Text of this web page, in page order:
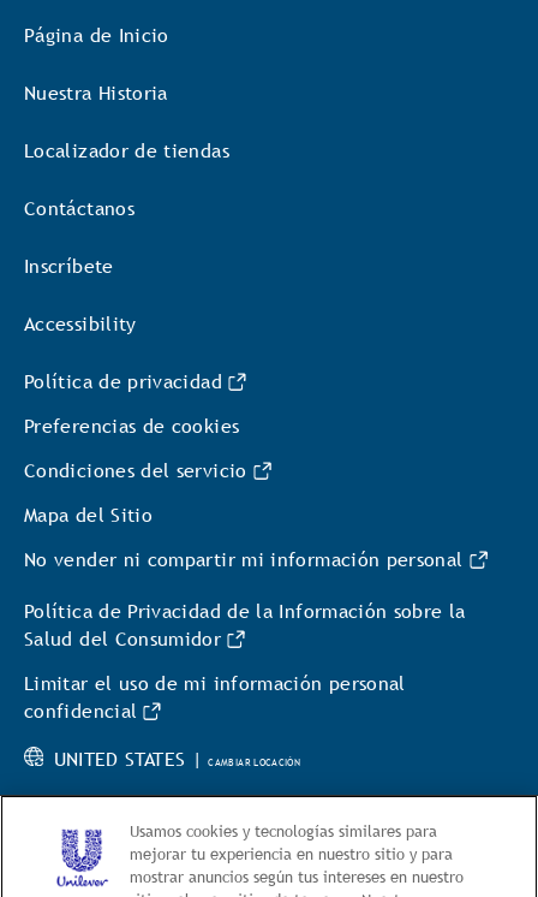
Página de Inicio
Nuestra Historia
Localizador de tiendas
Contáctanos
Inscríbete
Accessibility
Política de privacidad
Preferencias de cookies
Condiciones del servicio
Mapa del Sitio
No vender ni compartir mi información personal
Política de Privacidad de la Información sobre la
Salud del Consumidor
Limitar el uso de mi información personal
confidencial
UNITED STATES |CAMBIAR LOCACIÓN
Usamos cookies y tecnologías similares para
mejorar tu experiencia en nuestro sitio y para
mostrar anuncios según tus intereses en nuestro